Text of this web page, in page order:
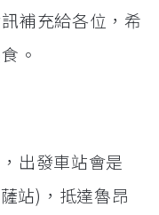
補充給各位，希
。
出發車站會是
站)，抵達魯昂